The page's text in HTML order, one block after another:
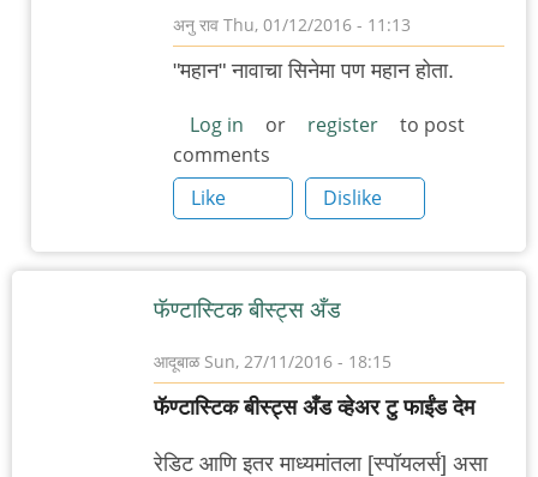
गब्बर
सिंग
अनु राव Thu, 01/12/2016 - 11:13
In
reply
Force
2
नावाचा
एक
by
गब्बर
सिंग
"महान" नावाचा सिनेमा पण महान होता.
Log in or register
to post
comments
Like
Dislike
फॅण्टास्टिक बीस्ट्स अँड
आदूबाळSun, 27/11/2016 - 18:15
फॅण्टास्टिक बीस्ट्स अँड व्हेअर टु फाईंड देम
रेडिट आणि इतर माध्यमांतला [स्पॉयलर्स] असा